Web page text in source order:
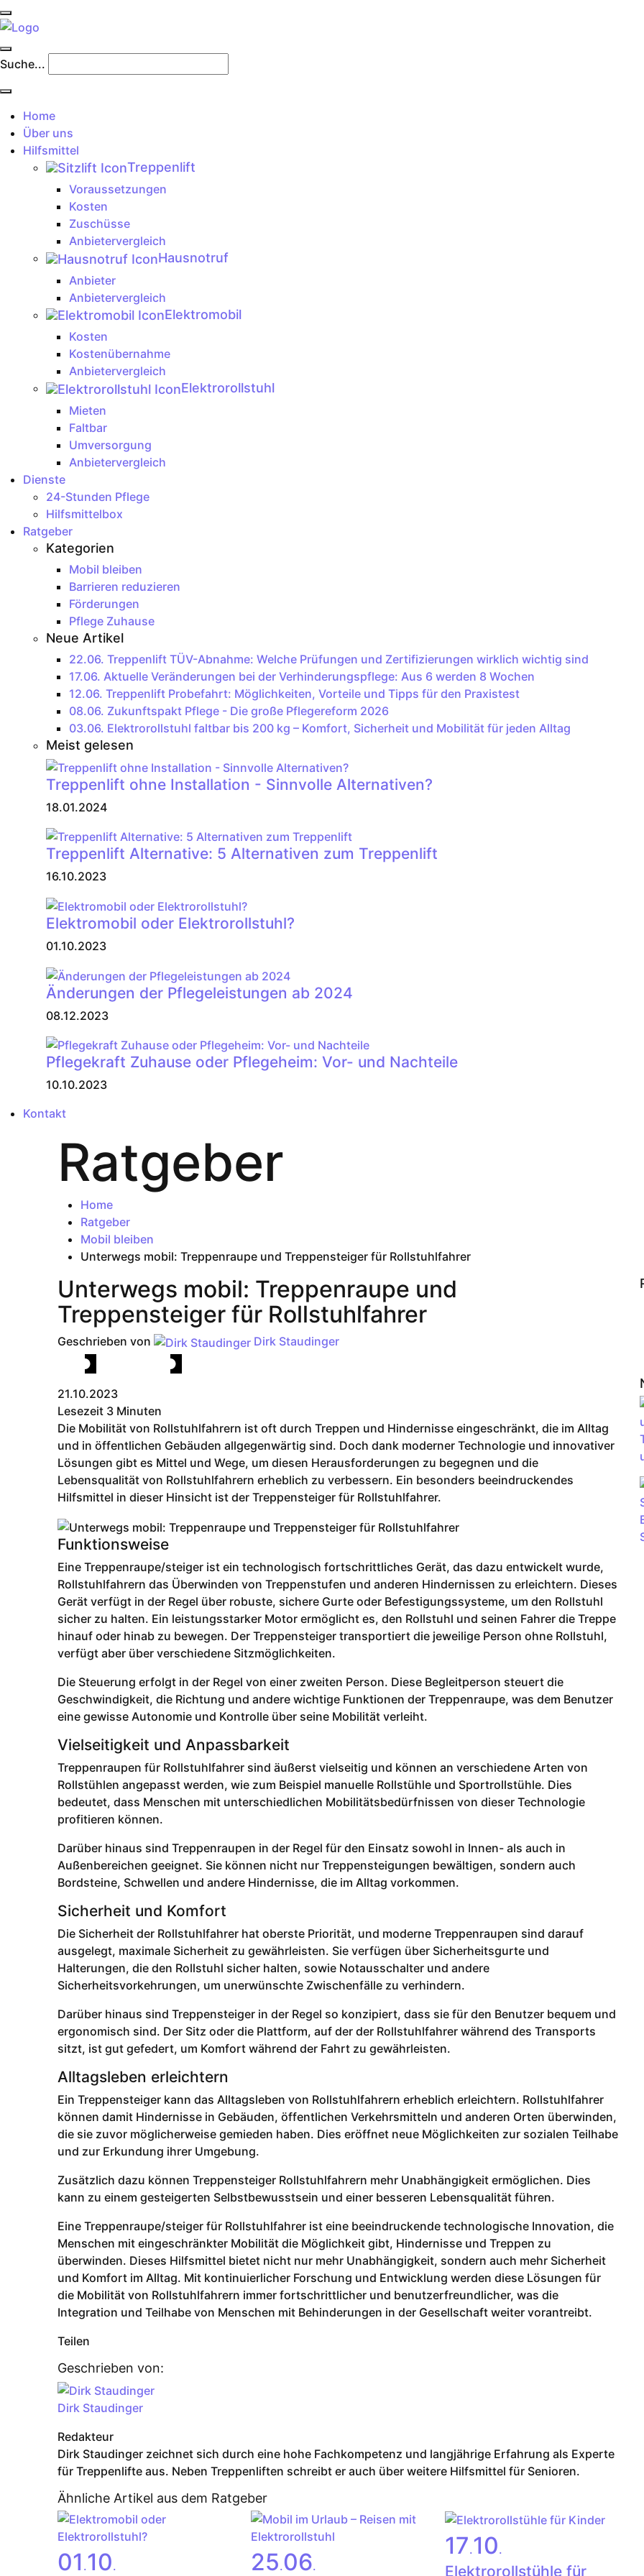
Suche...
Home
Über uns
Hilfsmittel
Treppenlift
Voraussetzungen
Kosten
Zuschüsse
Anbietervergleich
Hausnotruf
Anbieter
Anbietervergleich
Elektromobil
Kosten
Kostenübernahme
Anbietervergleich
Elektrorollstuhl
Mieten
Faltbar
Umversorgung
Anbietervergleich
Dienste
24-Stunden Pflege
Hilfsmittelbox
Ratgeber
Kategorien
Mobil bleiben
Barrieren reduzieren
Förderungen
Pflege Zuhause
Neue Artikel
22.06. Treppenlift TÜV-Abnahme: Welche Prüfungen und Zertifizierungen wirklich wichtig sind
17.06. Aktuelle Veränderungen bei der Verhinderungspflege: Aus 6 werden 8 Wochen
12.06. Treppenlift Probefahrt: Möglichkeiten, Vorteile und Tipps für den Praxistest
08.06. Zukunftspakt Pflege - Die große Pflegereform 2026
03.06. Elektrorollstuhl faltbar bis 200 kg – Komfort, Sicherheit und Mobilität für jeden Alltag
Meist gelesen
Treppenlift ohne Installation - Sinnvolle Alternativen?
18.01.2024
Treppenlift Alternative: 5 Alternativen zum Treppenlift
16.10.2023
Elektromobil oder Elektrorollstuhl?
01.10.2023
Änderungen der Pflegeleistungen ab 2024
08.12.2023
Pflegekraft Zuhause oder Pflegeheim: Vor- und Nachteile
10.10.2023
Kontakt
Ratgeber
Home
Ratgeber
Mobil bleiben
Unterwegs mobil: Treppenraupe und Treppensteiger für Rollstuhlfahrer
Unterwegs mobil: Treppenraupe und
Treppensteiger für Rollstuhlfahrer
Geschrieben von Dirk Staudinger
21.10.2023
Lesezeit 3 Minuten
Die Mobilität von Rollstuhlfahrern ist oft durch Treppen und Hindernisse eingeschränkt, die im Alltag
und in öffentlichen Gebäuden allgegenwärtig sind. Doch dank moderner Technologie und innovativer
Lösungen gibt es Mittel und Wege, um diesen Herausforderungen zu begegnen und die
Lebensqualität von Rollstuhlfahrern erheblich zu verbessern. Ein besonders beeindruckendes
Hilfsmittel in dieser Hinsicht ist der Treppensteiger für Rollstuhlfahrer.
Funktionsweise
Eine Treppenraupe/steiger ist ein technologisch fortschrittliches Gerät, das dazu entwickelt wurde,
Rollstuhlfahrern das Überwinden von Treppenstufen und anderen Hindernissen zu erleichtern. Dieses
Gerät verfügt in der Regel über robuste, sichere Gurte oder Befestigungssysteme, um den Rollstuhl
sicher zu halten. Ein leistungsstarker Motor ermöglicht es, den Rollstuhl und seinen Fahrer die Treppe
hinauf oder hinab zu bewegen. Der Treppensteiger transportiert die jeweilige Person ohne Rollstuhl,
verfügt aber über verschiedene Sitzmöglichkeiten.
Die Steuerung erfolgt in der Regel von einer zweiten Person. Diese Begleitperson steuert die
Geschwindigkeit, die Richtung und andere wichtige Funktionen der Treppenraupe, was dem Benutzer
eine gewisse Autonomie und Kontrolle über seine Mobilität verleiht.
Vielseitigkeit und Anpassbarkeit
Treppenraupen für Rollstuhlfahrer sind äußerst vielseitig und können an verschiedene Arten von
Rollstühlen angepasst werden, wie zum Beispiel manuelle Rollstühle und Sportrollstühle. Dies
bedeutet, dass Menschen mit unterschiedlichen Mobilitätsbedürfnissen von dieser Technologie
profitieren können.
Darüber hinaus sind Treppenraupen in der Regel für den Einsatz sowohl in Innen- als auch in
Außenbereichen geeignet. Sie können nicht nur Treppensteigungen bewältigen, sondern auch
Bordsteine, Schwellen und andere Hindernisse, die im Alltag vorkommen.
Sicherheit und Komfort
Die Sicherheit der Rollstuhlfahrer hat oberste Priorität, und moderne Treppenraupen sind darauf
ausgelegt, maximale Sicherheit zu gewährleisten. Sie verfügen über Sicherheitsgurte und
Halterungen, die den Rollstuhl sicher halten, sowie Notausschalter und andere
Sicherheitsvorkehrungen, um unerwünschte Zwischenfälle zu verhindern.
Darüber hinaus sind Treppensteiger in der Regel so konzipiert, dass sie für den Benutzer bequem und
ergonomisch sind. Der Sitz oder die Plattform, auf der der Rollstuhlfahrer während des Transports
sitzt, ist gut gefedert, um Komfort während der Fahrt zu gewährleisten.
Alltagsleben erleichtern
Ein Treppensteiger kann das Alltagsleben von Rollstuhlfahrern erheblich erleichtern. Rollstuhlfahrer
können damit Hindernisse in Gebäuden, öffentlichen Verkehrsmitteln und anderen Orten überwinden,
die sie zuvor möglicherweise gemieden haben. Dies eröffnet neue Möglichkeiten zur sozialen Teilhabe
und zur Erkundung ihrer Umgebung.
Zusätzlich dazu können Treppensteiger Rollstuhlfahrern mehr Unabhängigkeit ermöglichen. Dies
kann zu einem gesteigerten Selbstbewusstsein und einer besseren Lebensqualität führen.
Eine Treppenraupe/steiger für Rollstuhlfahrer ist eine beeindruckende technologische Innovation, die
Menschen mit eingeschränkter Mobilität die Möglichkeit gibt, Hindernisse und Treppen zu
überwinden. Dieses Hilfsmittel bietet nicht nur mehr Unabhängigkeit, sondern auch mehr Sicherheit
und Komfort im Alltag. Mit kontinuierlicher Forschung und Entwicklung werden diese Lösungen für
die Mobilität von Rollstuhlfahrern immer fortschrittlicher und benutzerfreundlicher, was die
Integration und Teilhabe von Menschen mit Behinderungen in der Gesellschaft weiter vorantreibt.
Teilen
Geschrieben von:
Dirk Staudinger
Redakteur
Dirk Staudinger zeichnet sich durch eine hohe Fachkompetenz und langjährige Erfahrung als Experte
für Treppenlifte aus. Neben Treppenliften schreibt er auch über weitere Hilfsmittel für Senioren.
Ähnliche Artikel aus dem Ratgeber
01 .10. 25.06.
17.10.
Elektrorollstühle für